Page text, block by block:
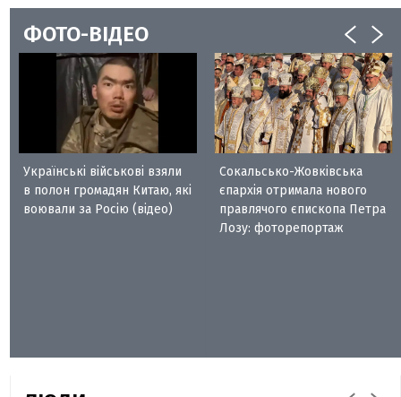
ФОТО-ВІДЕО
Українські військові взяли
в полон громадян Китаю, які
воювали за Росію (відео)
Сокальсько-Жовківська
єпархія отримала нового
правлячого єпископа Петра
Лозу: фоторепортаж